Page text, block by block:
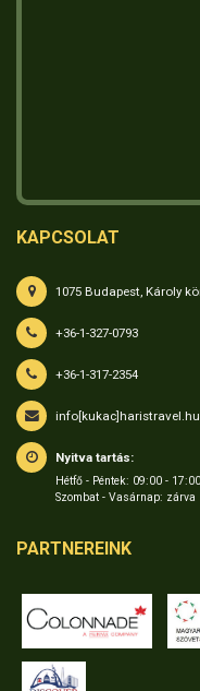
KAPCSOLAT
1075 Budapest, Károly
+36-1-327-0793
+36-1-317-2354
info[kukac]haristravel.hu
Nyitva tartás:
Hétfő - Péntek: 09:00 - 17:00
Szombat - Vasárnap: zárva
PARTNEREINK